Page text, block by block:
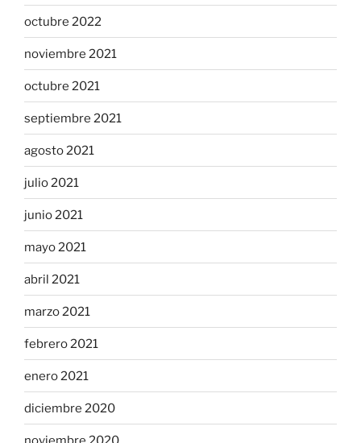
octubre 2022
noviembre 2021
octubre 2021
septiembre 2021
agosto 2021
julio 2021
junio 2021
mayo 2021
abril 2021
marzo 2021
febrero 2021
enero 2021
diciembre 2020